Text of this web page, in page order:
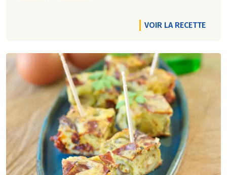
VOIR LA RECETTE